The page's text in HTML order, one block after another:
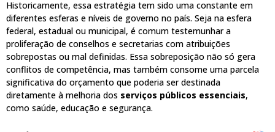
Historicamente, essa estratégia tem sido uma constante em
diferentes esferas e níveis de governo no país. Seja na esfera
federal, estadual ou municipal, é comum testemunhar a
proliferação de conselhos e secretarias com atribuições
sobrepostas ou mal definidas. Essa sobreposição não só gera
conflitos de competência, mas também consome uma parcela
significativa do orçamento que poderia ser destinada
diretamente à melhoria dos serviços públicos essenciais,
como saúde, educação e segurança.